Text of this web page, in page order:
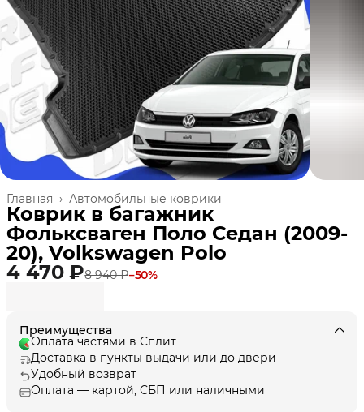
Автомобильные коврики
Главная ›
Коврик в багажник
Фольксваген Поло Седан (2009-
20), Volkswagen Polo
4 470 ₽8 940 ₽−50%
Преимущества
Оплата частями в Сплит
Доставка в пункты выдачи или до двери
Удобный возврат
Оплата — картой, СБП или наличными